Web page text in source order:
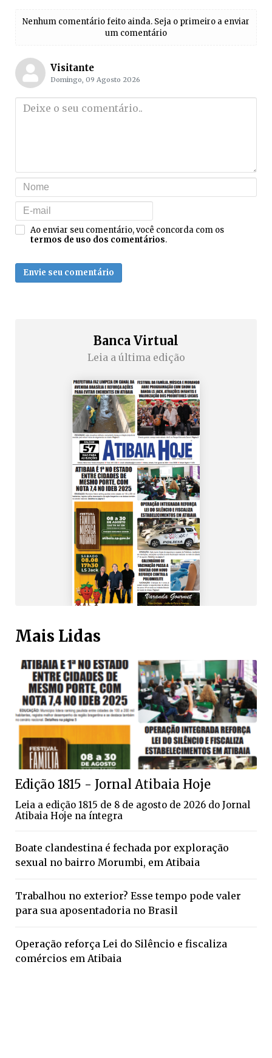
Nenhum comentário feito ainda. Seja o primeiro a enviar
um comentário
Visitante
Domingo, 09 Agosto 2026
Ao enviar seu comentário, você concorda com os
termos de uso dos comentários.
Envie seu comentário
Banca Virtual
Leia a última edição
Mais Lidas
Edição 1815 - Jornal Atibaia Hoje
Leia a edição 1815 de 8 de agosto de 2026 do Jornal
Atibaia Hoje na íntegra
Boate clandestina é fechada por exploração
sexual no bairro Morumbi, em Atibaia
Trabalhou no exterior? Esse tempo pode valer
para sua aposentadoria no Brasil
Operação reforça Lei do Silêncio e fiscaliza
comércios em Atibaia